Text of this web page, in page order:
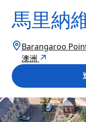
馬里納
Barangaroo
澳洲